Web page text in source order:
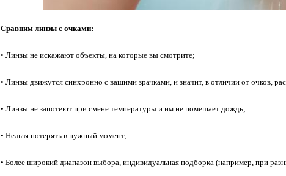
Сравним линзы с очками:
• Линзы не искажают объекты, на которые вы смотрите;
• Линзы движутся синхронно с вашими зрачками, и значит, в отличии от очков,
• Линзы не запотеют при смене температуры и им не помешает дождь;
• Нельзя потерять в нужный момент;
• Более широкий диапазон выбора, индивидуальная подборка (например, при